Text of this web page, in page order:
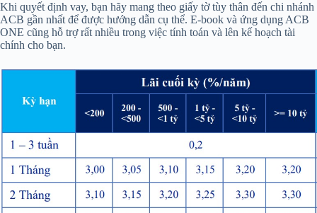
Khi quyết định vay, bạn hãy mang theo giấy tờ tùy thân đến chi nhánh
ACB gần nhất để được hướng dẫn cụ thể. E-book và ứng dụng ACB
ONE cũng hỗ trợ rất nhiều trong việc tính toán và lên kế hoạch tài
chính cho bạn.